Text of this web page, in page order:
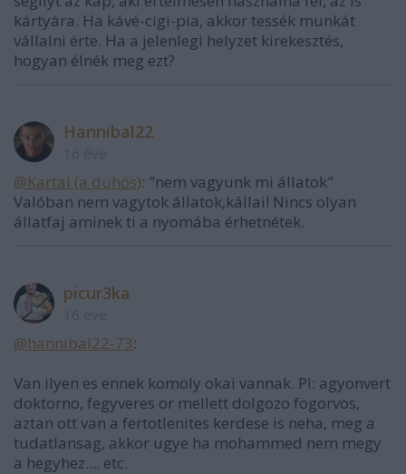
kártyára. Ha kávé-cigi-pia, akkor tessék munkát
vállalni érte. Ha a jelenlegi helyzet kirekesztés,
hogyan élnék meg ezt?
Hannibal22
@Kartal (a dühös): "nem vagyunk mi állatok"
Valóban nem vagytok állatok,kállai! Nincs olyan
állatfaj aminek ti a nyomába érhetnétek.
picur3ka
@hannibal22-73:
Van ilyen es ennek komoly okai vannak. Pl: agyonvert
doktorno, fegyveres or mellett dolgozo fogorvos,
aztan ott van a fertotlenites kerdese is neha, meg a
tudatlansag, akkor ugye ha mohammed nem megy
a hegyhez.... etc.